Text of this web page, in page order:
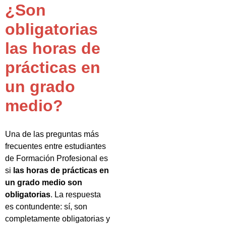
¿Son
obligatorias
las horas de
prácticas en
un grado
medio?
Una de las preguntas más
frecuentes entre estudiantes
de Formación Profesional es
si las horas de prácticas en
un grado medio son
obligatorias. La respuesta
es contundente: sí, son
completamente obligatorias y